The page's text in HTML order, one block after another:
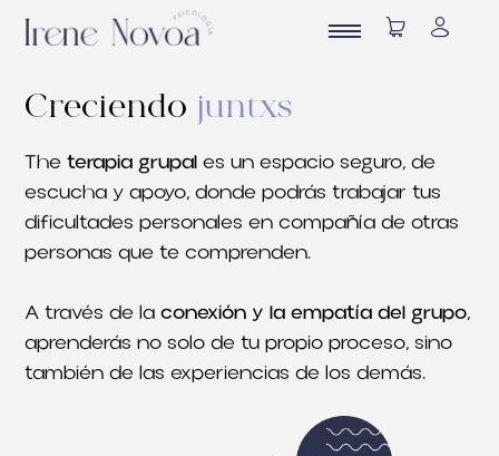
Creciendo juntxs
Theterapia grupal es un espacio seguro,de
escucha y apoyo,donde podrás trabajar tus
dificultades personales en compañía de otras
personas que te comprenden.
A través de la conexión y la empatía del grupo,
aprenderás no solo de tu propio proceso,sino
también de las experiencias de los demás.